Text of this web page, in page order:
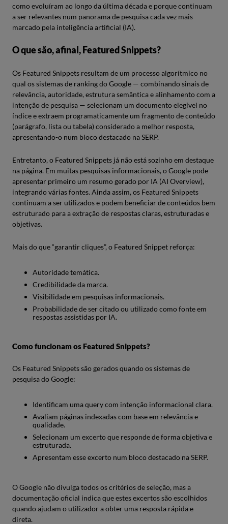
como evoluíram ao longo da última década e porque continuam
a ser relevantes num panorama de pesquisa cada vez mais
marcado pela inteligência artificial (IA).
O que são, afinal, Featured Snippets?
Os Featured Snippets resultam de um processo algorítmico no
qual os sistemas de ranking do Google — combinando sinais de
relevância, autoridade, estrutura semântica e alinhamento com a
intenção de pesquisa — selecionam um documento elegível no
índice e extraem programaticamente um fragmento de conteúdo
(parágrafo, lista ou tabela) considerado a melhor resposta,
apresentando-o num bloco destacado na SERP.
Entretanto, o Featured Snippets já não está sozinho em destaque
na página. Em muitas pesquisas informacionais, o Google pode
apresentar primeiro um resumo gerado por IA (AI Overview),
integrando várias fontes. Ainda assim, os Featured Snippets
continuam a ser utilizados e podem beneficiar de conteúdos bem
estruturado para a extração de respostas claras, estruturadas e
objetivas.
Mais do que “garantir cliques”, o Featured Snippet reforça:
Autoridade temática.
Credibilidade da marca.
Visibilidade em pesquisas informacionais.
Probabilidade de ser citado ou utilizado como fonte em
respostas assistidas por IA.
Como funcionam os Featured Snippets?
Os Featured Snippets são gerados quando os sistemas de
pesquisa do Google:
Identificam uma query com intenção informacional clara.
Avaliam páginas indexadas com base em relevância e
qualidade.
Selecionam um excerto que responde de forma objetiva e
estruturada.
Apresentam esse excerto num bloco destacado na SERP.
O Google não divulga todos os critérios de seleção, mas a
documentação oficial indica que estes excertos são escolhidos
quando ajudam o utilizador a obter uma resposta rápida e
direta.